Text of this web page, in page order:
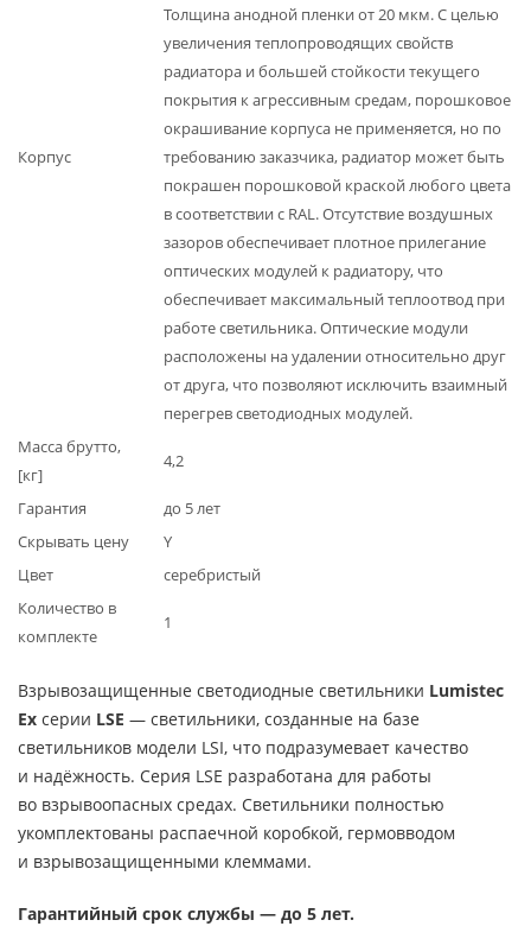
Корпус
Толщина анодной пленки от 20 мкм. С целью
увеличения теплопроводящих свойств
радиатора и большей стойкости текущего
покрытия к агрессивным средам, порошковое
окрашивание корпуса не применяется, но по
требованию заказчика, радиатор может быть
покрашен порошковой краской любого цвета
в соответствии с RAL. Отсутствие воздушных
зазоров обеспечивает плотное прилегание
оптических модулей к радиатору, что
обеспечивает максимальный теплоотвод при
работе светильника. Оптические модули
расположены на удалении относительно друг
от друга, что позволяют исключить взаимный
перегрев светодиодных модулей.
Масса брутто,
[кг]
4,2
Гарантия
до 5 лет
Скрывать цену
Y
Цвет
серебристый
Количество в
комплекте
1
Взрывозащищенные светодиодные светильники Lumistec
Ex серии LSE — светильники, созданные на базе
светильников модели LSI, что подразумевает качество
и надёжность. Серия LSE разработана для работы
во взрывоопасных средах. Светильники полностью
укомплектованы распаечной коробкой, гермовводом
и взрывозащищенными клеммами.
Гарантийный срок службы — до 5 лет.